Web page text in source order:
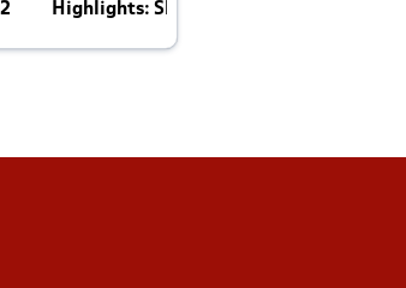
Highlights: Skotland - Danmark 4-2